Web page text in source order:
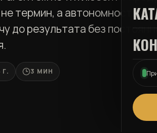
термин, а автономность:
до результата без
3 МИН